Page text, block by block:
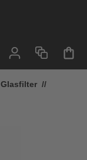
Glasfilter //